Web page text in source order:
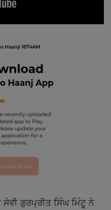
ਸੇਵੀ ਗੁਰਪ੍ਰੀਤ ਸਿੰਘ ਮਿੰਟੂ ਨੇ